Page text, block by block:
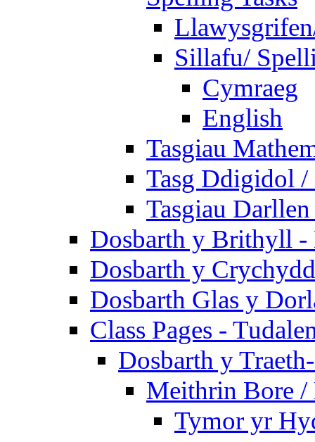
Sillafu/
Cymraeg
English
Tasgiau
Tasg Ddigidol
Tasgiau
Dosbarth y Brithyll
Dosbarth y
Dosbarth Glas y
Class Pages -
Dosbarth y
Meithrin Bore
Tymor yr